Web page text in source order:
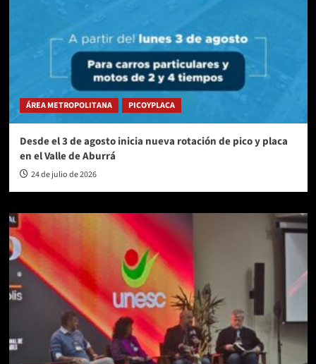
ÁREA METROPOLITANA PICOYPLACA
Desde el 3 de agosto inicia nueva rotación de pico y placa
en el Valle de Aburrá
24 de julio de 2026